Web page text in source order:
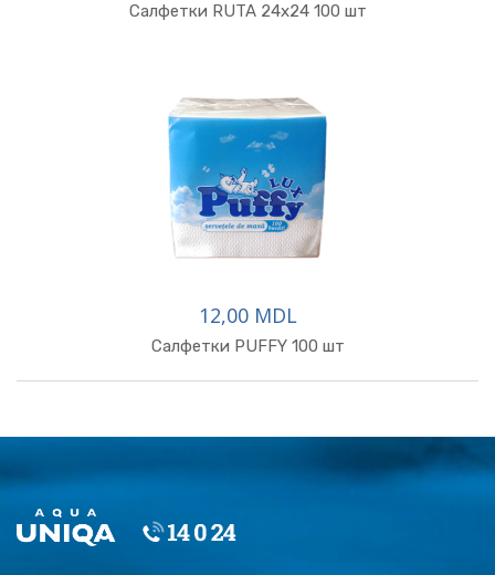
Салфетки RUTA 24x24 100 шт
12,00 MDL
Салфетки PUFFY 100 шт